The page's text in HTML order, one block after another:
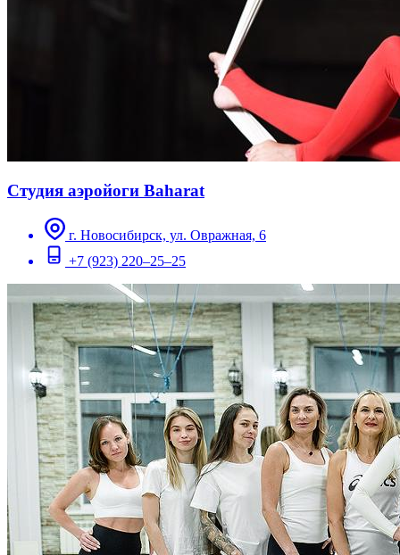
Студия аэройоги Baharat
г. Новосибирск, ул. Овражная, 6
+7 (923) 220–25–25